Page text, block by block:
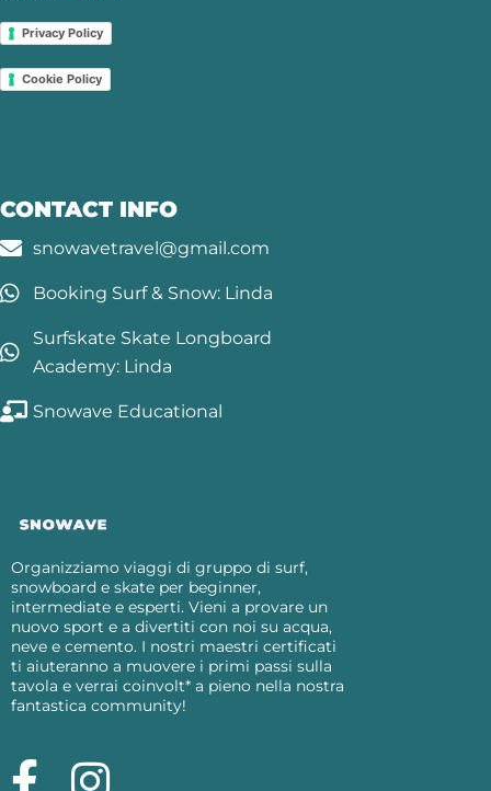
Privacy Policy
Cookie Policy
CONTACT INFO
snowavetravel@gmail.com
Booking Surf & Snow: Linda
Surfskate Skate Longboard
Academy: Linda
Snowave Educational
Organizziamo viaggi di gruppo di surf,
snowboard e skate per beginner,
intermediate e esperti. Vieni a provare un
nuovo sport e a divertiti con noi su acqua,
neve e cemento. I nostri maestri certificati
ti aiuteranno a muovere i primi passi sulla
tavola e verrai coinvolt* a pieno nella nostra
fantastica community!